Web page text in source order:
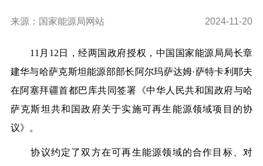
来源：国家能源局网站 2024-11-20
11月12日，经两国政府授权，中国国家能源局局长章
建华与哈萨克斯坦能源部部长阿尔玛萨达姆·萨特卡利耶夫
在阿塞拜疆首都巴库共同签署《中华人民共和国政府与哈
萨克斯坦共和国政府关于实施可再生能源领域项目的协
议》。
协议约定了双方在可再生能源领域的合作目标、对